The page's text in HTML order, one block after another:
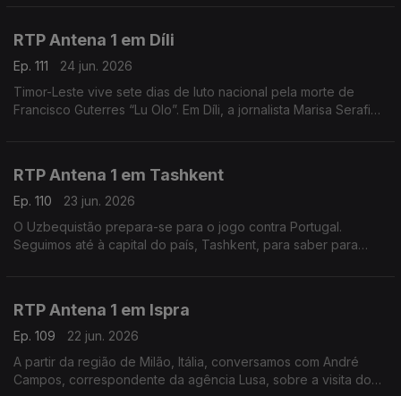
RTP Antena 1 em Díli
Ep. 111
24 jun. 2026
Timor-Leste vive sete dias de luto nacional pela morte de
Francisco Guterres “Lu Olo”. Em Díli, a jornalista Marisa Serafim
RTP Antena 1 em Tashkent
Ep. 110
23 jun. 2026
O Uzbequistão prepara-se para o jogo contra Portugal.
Seguimos até à capital do país, Tashkent, para saber para
RTP Antena 1 em Ispra
Ep. 109
22 jun. 2026
A partir da região de Milão, Itália, conversamos com André
Campos, correspondente da agência Lusa, sobre a visita do